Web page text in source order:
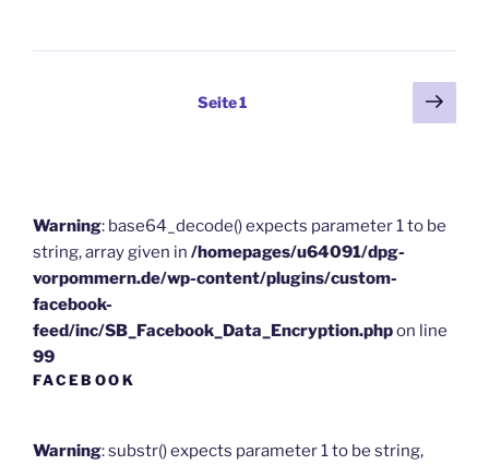
Beitragsnavigation
Seite1
Warning: base64_decode() expects parameter 1 to be
string, array given in /homepages/u64091/dpg-
vorpommern.de/wp-content/plugins/custom-
facebook-
feed/inc/SB_Facebook_Data_Encryption.phpon line
99
FACEBOOK
Warning: substr() expects parameter 1 to be string,